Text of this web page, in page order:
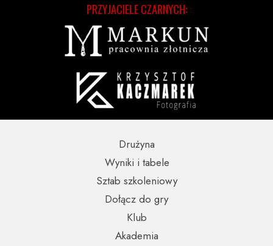
PRZYJACIELE CZARNYCH:
Wyniki i tabele
Sztab szkoleniowy
Dołącz do gry
Drużyna
Akademia
Klub